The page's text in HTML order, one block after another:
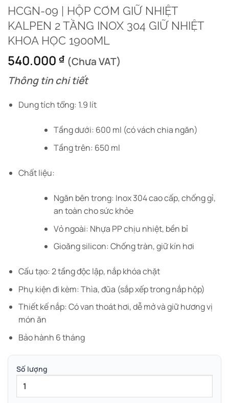
HCGN-09 | HỘP CƠM GIỮ NHIỆT
KALPEN 2 TẦNG INOX 304 GIỮ NHIỆT
KHOA HỌC 1900ML
540.000 ₫ (Chưa VAT)
Thông tin chi tiết
Dung tích tổng: 1.9 lít
Tầng dưới: 600 ml (có vách chia ngăn)
Tầng trên: 650 ml
Chất liệu:
Ngăn bên trong: Inox 304 cao cấp, chống gỉ,
an toàn cho sức khỏe
Vỏ ngoài: Nhựa PP chịu nhiệt, bền bỉ
Gioăng silicon: Chống tràn, giữ kín hơi
Cấu tạo: 2 tầng độc lập, nắp khóa chặt
Phụ kiện đi kèm: Thìa, đũa (sắp xếp trong nắp hộp)
Thiết kế nắp: Có van thoát hơi, dễ mở và giữ hương vị
món ăn
Bảo hành 6 tháng
Số lượng